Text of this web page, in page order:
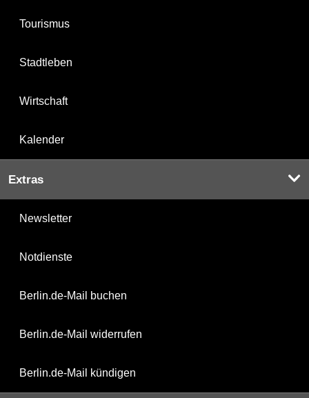
Tourismus
Stadtleben
Wirtschaft
Kalender
Extras
Newsletter
Notdienste
Berlin.de-Mail buchen
Berlin.de-Mail widerrufen
Berlin.de-Mail kündigen